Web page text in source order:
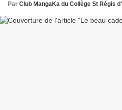
Par Club MangaKa du Collège St Régis